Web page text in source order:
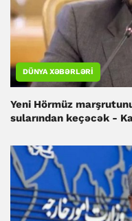
DÜNYA XƏBƏRLƏRI
Yeni Hörmüz
sularından keçəcək -